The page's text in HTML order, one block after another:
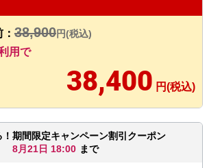
38,900円(税込)
用で
38,400 円(税込)
期間限定キャンペーン割引クーポン
8月21日 18:00 まで